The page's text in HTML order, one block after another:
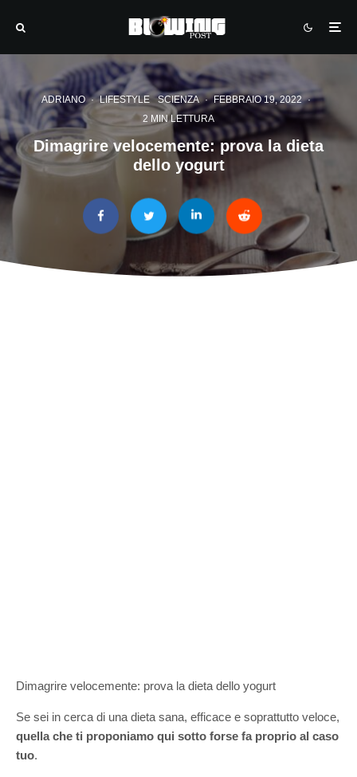
ADRIANO · LIFESTYLE SCIENZA · FEBBRAIO 19, 2022 ·
2 MIN LETTURA
Dimagrire velocemente: prova la dieta
dello yogurt
Dimagrire velocemente: prova la dieta dello yogurt
Se sei in cerca di una dieta sana, efficace e soprattutto veloce,
quella che ti proponiamo qui sotto forse fa proprio al caso
tuo.